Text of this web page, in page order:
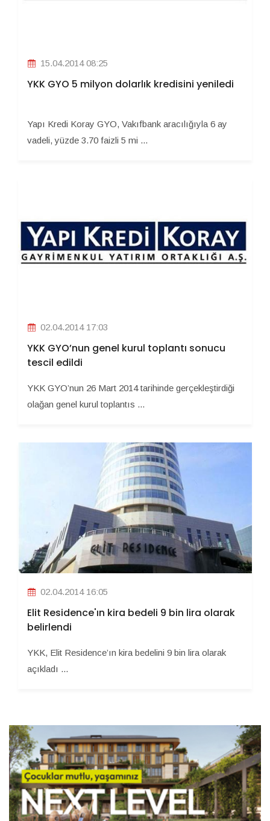
15.04.2014 08:25
YKK GYO 5 milyon dolarlık kredisini yeniledi
Yapı Kredi Koray GYO, Vakıfbank aracılığıyla 6 ay
vadeli, yüzde 3.70 faizli 5 mi ...
02.04.2014 17:03
YKK GYO’nun genel kurul toplantı sonucu
tescil edildi
YKK GYO’nun 26 Mart 2014 tarihinde gerçekleştirdiği
olağan genel kurul toplantıs ...
02.04.2014 16:05
Elit Residence'ın kira bedeli 9 bin lira olarak
belirlendi
YKK, Elit Residence’ın kira bedelini 9 bin lira olarak
açıkladı ...